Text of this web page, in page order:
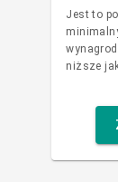
Jest to
niższe